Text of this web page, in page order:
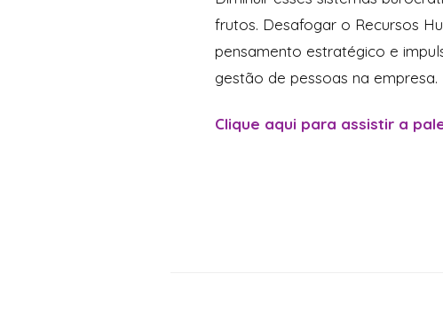
frutos. Desafogar o Recursos
pensamento estratégico e
gestão de pessoas na empresa.
Clique aqui para assistir a